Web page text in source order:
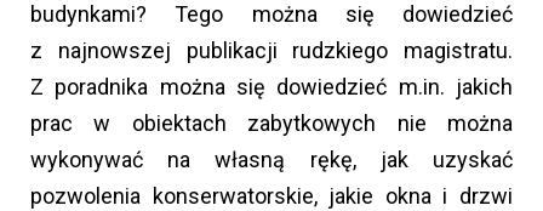
budynkami? Tego można się dowiedzieć
z najnowszej publikacji rudzkiego magistratu.
Z poradnika można się dowiedzieć m.in. jakich
prac w obiektach zabytkowych nie można
wykonywać na własną rękę, jak uzyskać
pozwolenia konserwatorskie, jakie okna i drzwi